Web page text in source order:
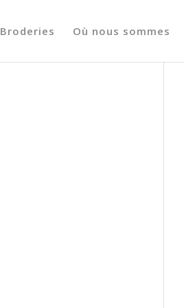
Broderies Où nous sommes